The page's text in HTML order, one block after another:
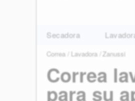
Secadora
Correa Lavadora Zanussi
Correa
para su